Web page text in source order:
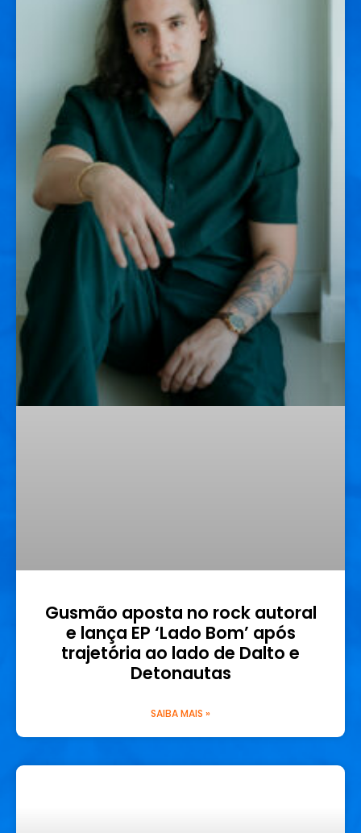
Gusmão aposta no rock autoral
e lança EP ‘Lado Bom’ após
trajetória ao lado de Dalto e
Detonautas
SAIBA MAIS »